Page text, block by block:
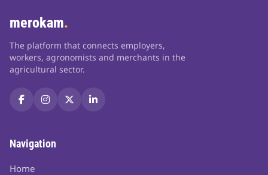
merokam.
The platform that connects employers,
workers, agronomists and merchants in the
agricultural sector.
Navigation
Home